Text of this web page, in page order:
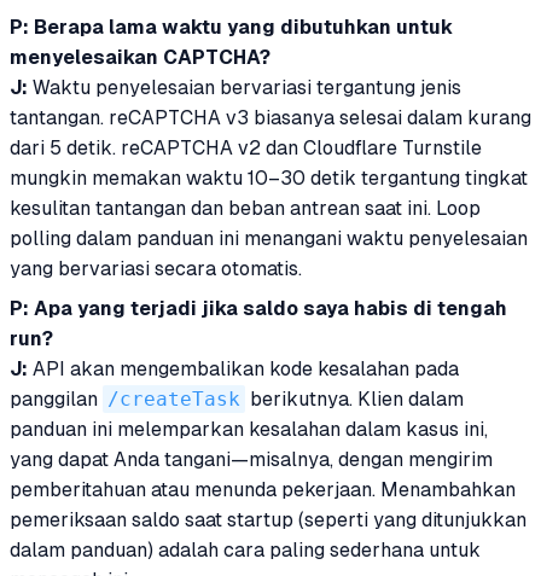
P: Berapa lama waktu yang dibutuhkan untuk
menyelesaikan CAPTCHA?
J: Waktu penyelesaian bervariasi tergantung jenis
tantangan. reCAPTCHA v3 biasanya selesai dalam kurang
dari 5 detik. reCAPTCHA v2 dan Cloudflare Turnstile
mungkin memakan waktu 10–30 detik tergantung tingkat
kesulitan tantangan dan beban antrean saat ini. Loop
polling dalam panduan ini menangani waktu penyelesaian
yang bervariasi secara otomatis.
P: Apa yang terjadi jika saldo saya habis di tengah
run?
J: API akan mengembalikan kode kesalahan pada
panggilan /createTask berikutnya. Klien dalam
panduan ini melemparkan kesalahan dalam kasus ini,
yang dapat Anda tangani—misalnya, dengan mengirim
pemberitahuan atau menunda pekerjaan. Menambahkan
pemeriksaan saldo saat startup (seperti yang ditunjukkan
dalam panduan) adalah cara paling sederhana untuk